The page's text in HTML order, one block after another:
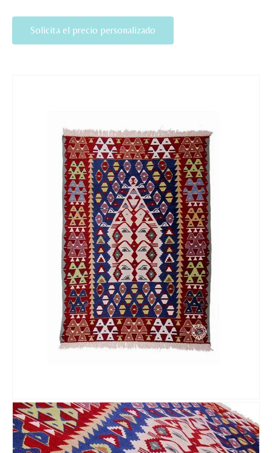
Solicita el precio personalizado